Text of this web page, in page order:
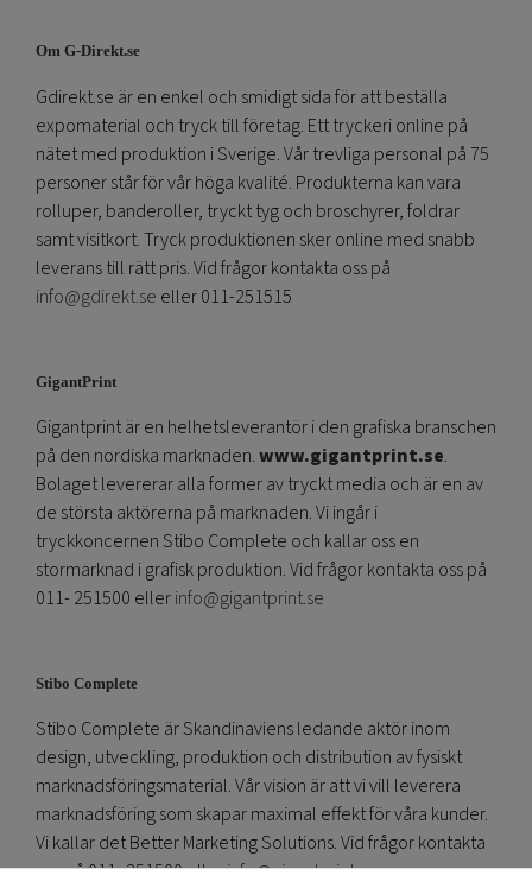
Om G-Direkt.se
Gdirekt.se är en enkel och smidigt sida för att beställa
expomaterial och tryck till företag. Ett tryckeri online på
nätet med produktion i Sverige. Vår trevliga personal på 75
personer står för vår höga kvalité. Produkterna kan vara
rolluper, banderoller, tryckt tyg och broschyrer, foldrar
samt visitkort. Tryck produktionen sker online med snabb
leverans till rätt pris. Vid frågor kontakta oss på
info@gdirekt.se eller 011-251515
GigantPrint
Gigantprint är en helhetsleverantör i den grafiska branschen
på den nordiska marknaden.www.gigantprint.se.
Bolaget levererar alla former av tryckt media och är en av
de största aktörerna på marknaden. Vi ingår i
tryckkoncernen Stibo Complete och kallar oss en
stormarknad i grafisk produktion. Vid frågor kontakta oss på
011- 251500 ellerinfo@gigantprint.se
Stibo Complete
Stibo Complete är Skandinaviens ledande aktör inom
design, utveckling, produktion och distribution av fysiskt
marknadsföringsmaterial. Vår vision är att vi vill leverera
marknadsföring som skapar maximal effekt för våra kunder.
Vi kallar det Better Marketing Solutions. Vid frågor kontakta
oss på 011- 251500 ellerinfo@gigantprint.se